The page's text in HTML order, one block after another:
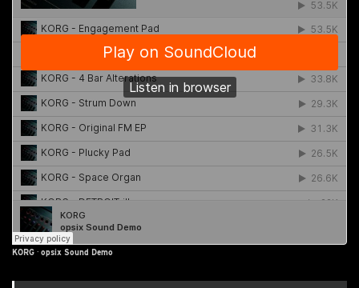
KORG · opsix Sound Demo